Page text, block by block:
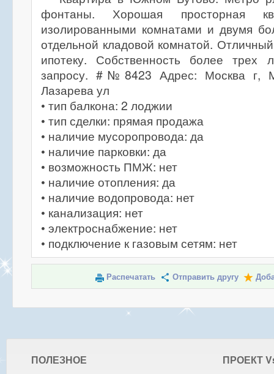
фонтаны. Хорошая просторная
изолированными комнатами и двумя
отдельной кладовой комнатой.
ипотеку. Собственность более трех
запросу. #№8423 Адрес: Москва г,
Лазарева ул
• тип балкона: 2 лоджии
• тип сделки: прямая продажа
• наличие мусоропровода: да
• наличие парковки: да
• возможность ПМЖ: нет
• наличие отопления: да
• наличие водопровода: нет
• канализация: нет
• электроснабжение: нет
• подключение к газовым сетям: нет
Распечатать Отправить другу
ПОЛЕЗНОЕ ПРОЕКТ V